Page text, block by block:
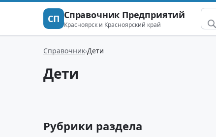
СП Справочник Предприятий
Красноярск и Красноярский край
Справочник Дети
Дети
Рубрики раздела